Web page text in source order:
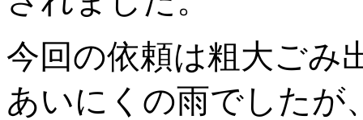
今回の依頼は粗大ごみ
あいにくの雨でしたが